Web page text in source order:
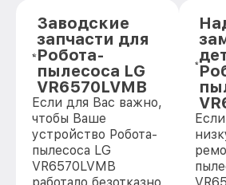
Заводские
запчасти для
Робота-
пылесоса LG
VR6570LVMB
Если для Вас важно,
чтобы Ваше
устройство Робота-
пылесоса LG
VR6570LVMB